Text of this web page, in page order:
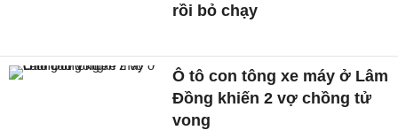
rồi bỏ chạy
Ô tô con tông xe máy ở Lâm
Đồng khiến 2 vợ chồng tử
vong